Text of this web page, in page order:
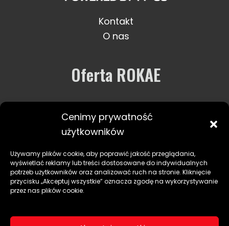
Cenimy prywatność
użytkowników
Używamy plików cookie, aby poprawić jakość przeglądania,
wyświetlać reklamy lub treści dostosowane do indywidualnych
potrzeb użytkowników oraz analizować ruch na stronie. Kliknięcie
przycisku „Akceptuj wszystkie” oznacza zgodę na wykorzystywanie
przez nas plików cookie.
Kontakt
O nas
Oferta ROKAE
Usługi i wsparcie
Zastosowania